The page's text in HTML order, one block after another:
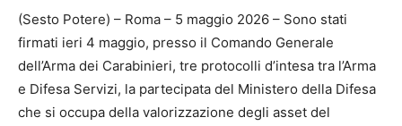
(Sesto Potere) – Roma – 5 maggio 2026 – Sono stati
firmati ieri 4 maggio, presso il Comando Generale
dell’Arma dei Carabinieri, tre protocolli d’intesa tra l’Arma
e Difesa Servizi, la partecipata del Ministero della Difesa
che si occupa della valorizzazione degli asset del